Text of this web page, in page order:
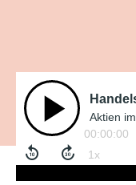
00:00:00